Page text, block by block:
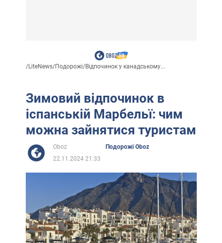
/LiteNews/Подорожі/Відпочинок у канадському...
Зимовий відпочинок в
іспанській Марбельї: чим
можна зайнятися туристам
Oboz
Подорожі Oboz
22.11.2024 21:33